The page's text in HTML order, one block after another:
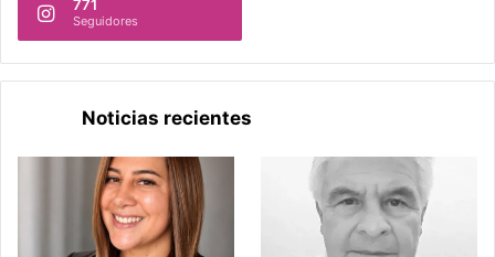
771
Seguidores
Noticias recientes